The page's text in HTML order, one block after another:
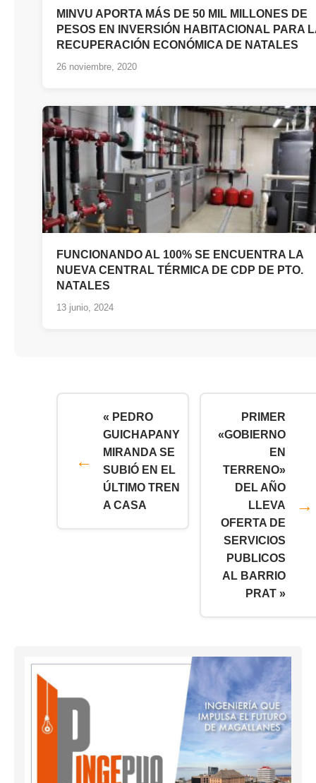
MINVU APORTA MÁS DE 50 MIL MILLONES DE
PESOS EN INVERSIÓN HABITACIONAL PARA
RECUPERACIÓN ECONÓMICA DE NATALES
26 noviembre, 2020
FUNCIONANDO AL 100% SE ENCUENTRA LA
NUEVA CENTRAL TÉRMICA DE CDP DE PTO.
NATALES
13 junio, 2024
« PEDRO
GUICHAPANY
MIRANDA SE
SUBIÓ EN EL
ÚLTIMO TREN
A CASA
PRIMER
«GOBIERNO
EN
TERRENO»
DEL AÑO
LLEVA
OFERTA DE
SERVICIOS
PUBLICOS
AL BARRIO
PRAT »